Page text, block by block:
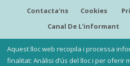
Contacta'ns
Cookies
Canal De L'informant
Aquest lloc web recopila i processa
finalitat: Anàlisi d’ús del lloc i per oferir